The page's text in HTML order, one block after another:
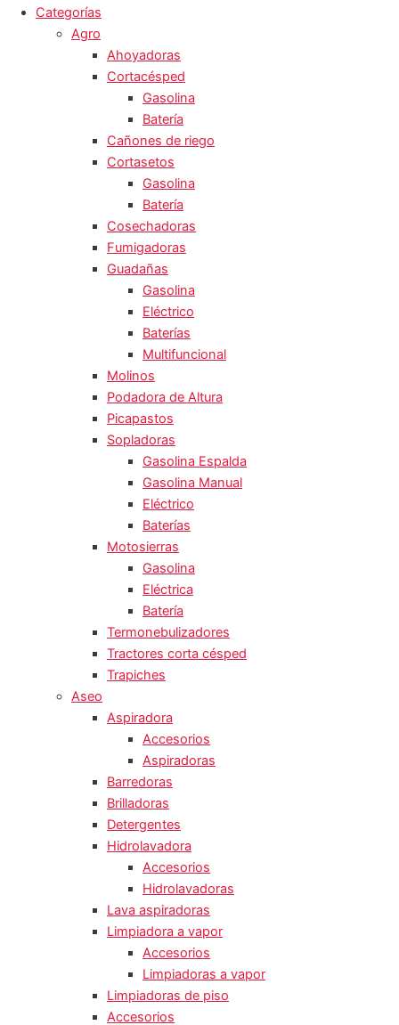
Categorías
Agro
Ahoyadoras
Cortacésped
Gasolina
Batería
Cañones de riego
Cortasetos
Gasolina
Batería
Cosechadoras
Fumigadoras
Guadañas
Gasolina
Eléctrico
Baterías
Multifuncional
Molinos
Podadora de Altura
Picapastos
Sopladoras
Gasolina Espalda
Gasolina Manual
Eléctrico
Baterías
Motosierras
Gasolina
Eléctrica
Batería
Termonebulizadores
Tractores corta césped
Trapiches
Aseo
Aspiradora
Accesorios
Aspiradoras
Barredoras
Brilladoras
Detergentes
Hidrolavadora
Accesorios
Hidrolavadoras
Lava aspiradoras
Limpiadora a vapor
Accesorios
Limpiadoras a vapor
Limpiadoras de piso
Accesorios